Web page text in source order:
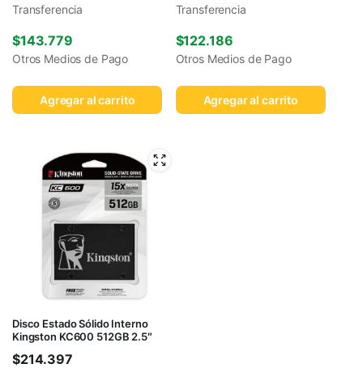
Transferencia
$143.779
Otros Medios de Pago
Agregar al carrito
Transferencia
$122.186
Otros Medios de Pago
Agregar al carrito
Disco Estado Sólido Interno
Kingston KC600 512GB 2.5″
$214.397